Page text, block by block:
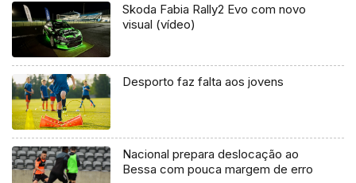
Skoda Fabia Rally2 Evo com novo
visual (vídeo)
Desporto faz falta aos jovens
Nacional prepara deslocação ao
Bessa com pouca margem de erro